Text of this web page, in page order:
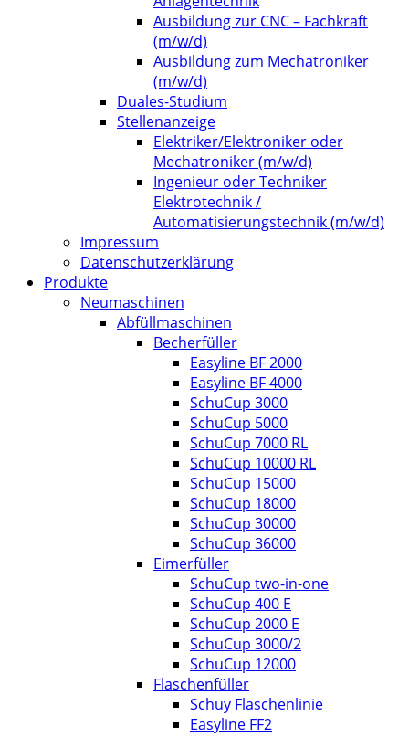
Ausbildung zur CNC – Fachkraft
(m/w/d)
Ausbildung zum Mechatroniker
(m/w/d)
Duales-Studium
Stellenanzeige
Elektriker/Elektroniker oder
Mechatroniker (m/w/d)
Ingenieur oder Techniker
Elektrotechnik /
Automatisierungstechnik (m/w/d)
Impressum
Datenschutzerklärung
Produkte
Neumaschinen
Abfüllmaschinen
Becherfüller
Easyline BF 2000
Easyline BF 4000
SchuCup 3000
SchuCup 5000
SchuCup 7000 RL
SchuCup 10000 RL
SchuCup 15000
SchuCup 18000
SchuCup 30000
SchuCup 36000
Eimerfüller
SchuCup two-in-one
SchuCup 400 E
SchuCup 2000 E
SchuCup 3000/2
SchuCup 12000
Flaschenfüller
Schuy Flaschenlinie
Easyline FF2